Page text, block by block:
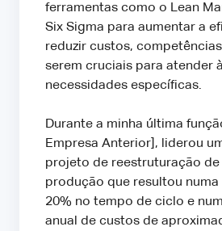
ferramentas como o Lean
Six Sigma para aumentar a
reduzir custos,
serem cruciais para atender
necessidades específicas.
Durante a minha última
Empresa Anterior], liderou
projeto de reestruturação de
produção que resultou
20% no tempo de ciclo e
anual de custos de